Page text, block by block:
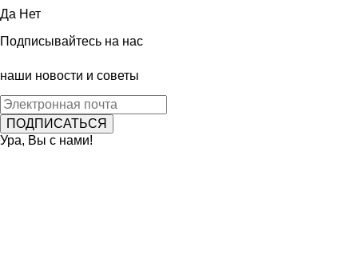
Да Нет
Подписывайтесь на нас
наши новости и советы
Ура, Вы с нами!